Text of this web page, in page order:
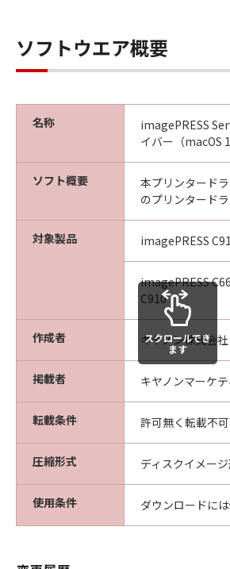
ソフトウエア概要
名称
imagePRESS
イバー（macOS
ソフト概要
本プリンタード
のプリンタードラ
対象製品 imagePRESS
imagePRESS
C910
作成者 キヤノン株式会社
掲載者 キヤノンマーケ
転載条件 許可無く転載不可
圧縮形式 ディスクイメー
使用条件 ダウンロードに
スクロールでき
ます